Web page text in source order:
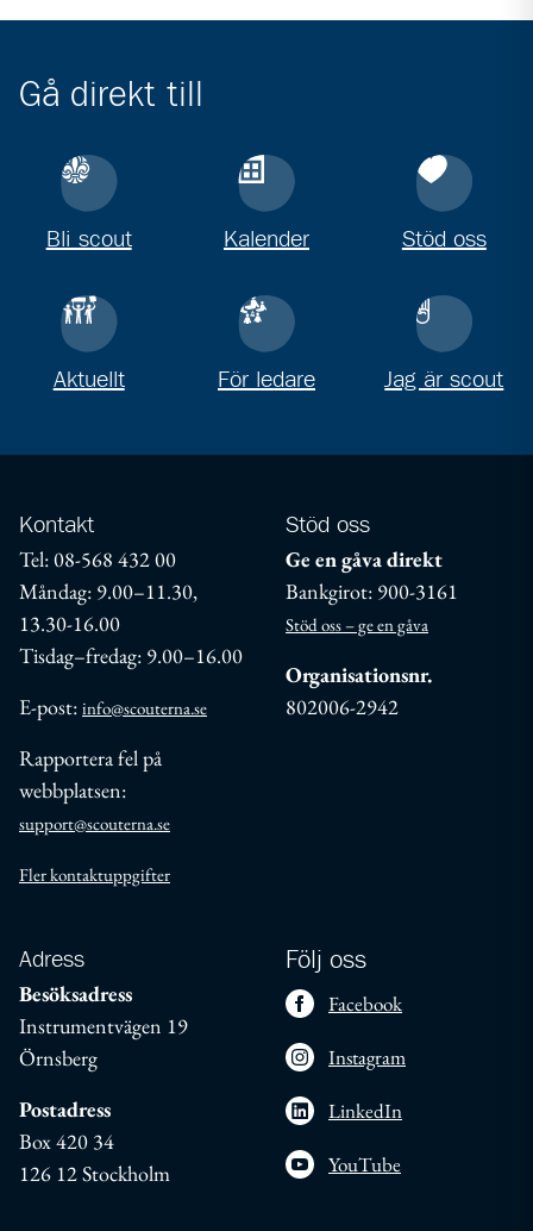
Gå direkt till
Bli scout Kalender Stöd oss
Aktuellt För ledare Jag är scout
Kontakt
Tel: 08-568 432 00
Måndag: 9.00–11.30,
13.30-16.00
Tisdag–fredag: 9.00–16.00
E-post: info@scouterna.se
Rapportera fel på
webbplatsen:
support@scouterna.se
Fler kontaktuppgifter
Stöd oss
Ge en gåva direkt
Bankgirot: 900-3161
Stöd oss – ge en gåva
Organisationsnr.
802006-2942
Adress
Besöksadress
Instrumentvägen 19
Örnsberg
Postadress
Box 420 34
126 12 Stockholm
Följ oss
Facebook
Instagram
LinkedIn
YouTube